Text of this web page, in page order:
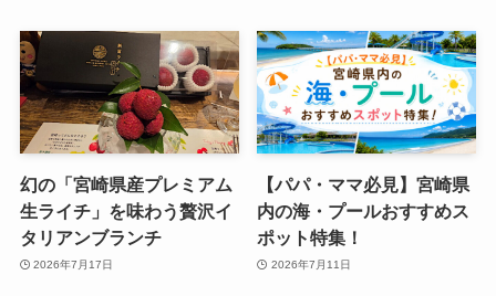
幻の「宮崎県産プレミアム
生ライチ」を味わう贅沢イ
タリアンブランチ
2026年7月17日
【パパ・ママ必見】宮崎県
内の海・プールおすすめス
ポット特集！
2026年7月11日